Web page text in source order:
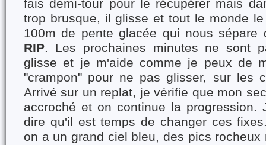
fais demi-tour pour le récupérer mais
trop brusque, il glisse et tout le monde
100m de pente glacée qui nous
RIP. Les prochaines minutes ne sont
glisse et je m'aide comme je peux de
"crampon" pour ne pas glisser, sur les
Arrivé sur un replat, je vérifie que mon
accroché et on continue la progression.
dire qu'il est temps de changer ces
on a un grand ciel bleu, des pics